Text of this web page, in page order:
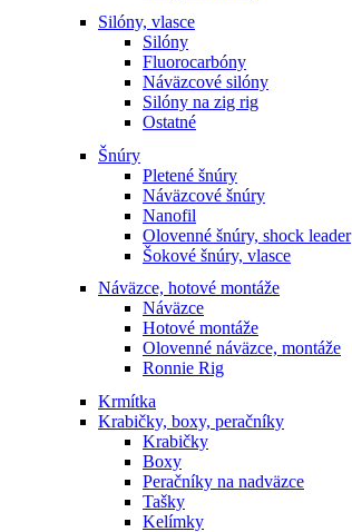
Silóny, vlasce
Silóny
Fluorocarbóny
Náväzcové silóny
Silóny na zig rig
Ostatné
Šnúry
Pletené šnúry
Náväzcové šnúry
Nanofil
Olovenné šnúry, shock leader
Šokové šnúry, vlasce
Náväzce, hotové montáže
Náväzce
Hotové montáže
Olovenné náväzce, montáže
Ronnie Rig
Krmítka
Krabičky, boxy, peračníky
Krabičky
Boxy
Peračníky na nadväzce
Tašky
Kelímky